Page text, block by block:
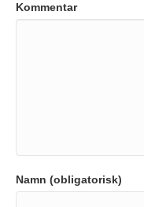
Kommentar
Namn (obligatorisk)